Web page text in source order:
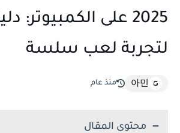
2025 على
لتجربة لعب سلسة
아민 منذ عام
محتوى المقال